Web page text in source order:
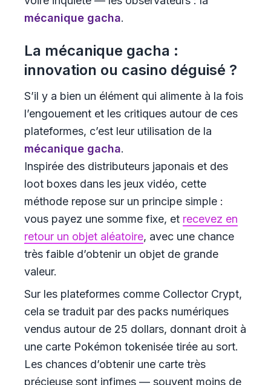
mécanique gacha.
La mécanique gacha :
innovation ou casino déguisé ?
S’il y a bien un élément qui alimente à la fois
l’engouement et les critiques autour de ces
plateformes, c’est leur utilisation de la
mécanique gacha.
Inspirée des distributeurs japonais et des
loot boxes dans les jeux vidéo, cette
méthode repose sur un principe simple :
vous payez une somme fixe, et recevez en
retour un objet aléatoire, avec une chance
très faible d’obtenir un objet de grande
valeur.
Sur les plateformes comme Collector Crypt,
cela se traduit par des packs numériques
vendus autour de 25 dollars, donnant droit à
une carte Pokémon tokenisée tirée au sort.
Les chances d’obtenir une carte très
précieuse sont infimes — souvent moins de